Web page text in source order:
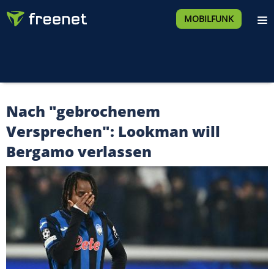
MOBILFUNK
Nach "gebrochenem
Versprechen": Lookman will
Bergamo verlassen